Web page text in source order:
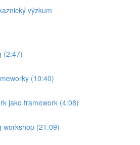
výzkum
(2:47)
(10:40)
jako framework (4:08)
workshop (21:09)